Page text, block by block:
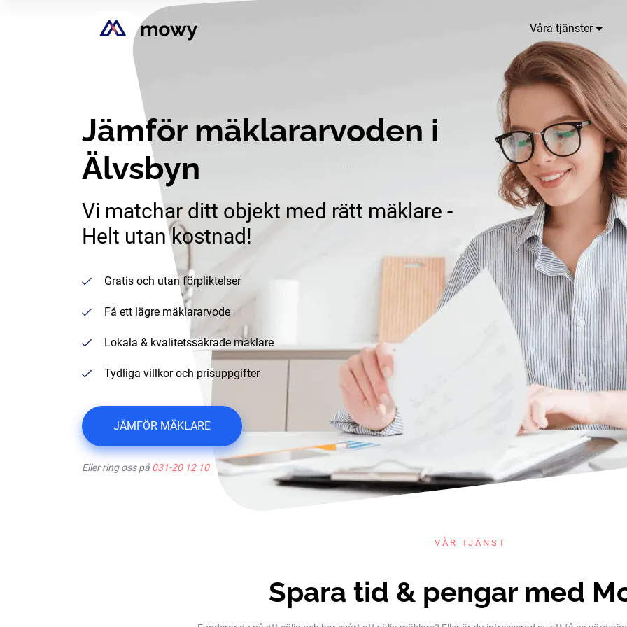
Våra tjänster
Jämför mäklararvoden i
Älvsbyn
Vi matchar ditt objekt med rätt mäklare -
Helt utan kostnad!
Gratis och utan förpliktelser
Få ett lägre mäklararvode
Lokala & kvalitetssäkrade mäklare
Tydliga villkor och prisuppgifter
JÄMFÖR MÄKLARE
Eller ring oss på 031-20 12 10
VÅR TJÄNST
Spara tid & pengar med